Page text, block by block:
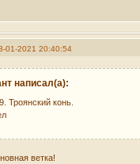
01-2021 20:40:54
написал(а):
Троянский конь.
ветка!